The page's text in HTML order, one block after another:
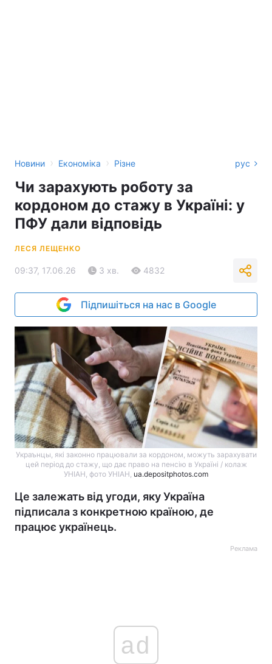
Новини › Економіка › Різне рус
Чи зарахують роботу за
кордоном до стажу в Україні: у
ПФУ дали відповідь
ЛЕСЯ ЛЕЩЕНКО
09:37, 17.06.26 3 хв. 4832
Підпишіться на нас в Google
Украънцы, які законно працювали за кордоном, можуть зарахувати
цей період до стажу, що дає право на пенсію в Україні / колаж
УНІАН, фото УНІАН, ua.depositphotos.com
Це залежать від угоди, яку Україна
підписала з конкретною країною, де
працює українець.
Реклама
ad